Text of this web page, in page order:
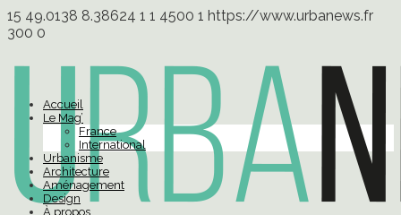
15 49.0138 8.38624 1 1 4500 1 https://www.urbanews.fr
300 0
Accueil
Le Mag’
France
International
Urbanisme
Architecture
Aménagement
Design
À propos